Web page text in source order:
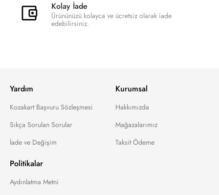
Kolay İade
Ürününüzü kolayca ve ücretsiz olarak iade
edebilirsiniz.
Yardım
Kozakart Başvuru Sözleşmesi
Sıkça Sorulan Sorular
İade ve Değişim
Kurumsal
Hakkımızda
Mağazalarımız
Taksit Ödeme
Politikalar
Aydınlatma Metni